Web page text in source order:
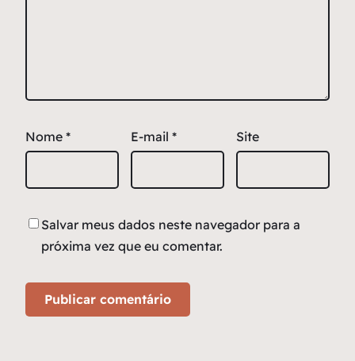
Nome * E-mail * Site
Salvar meus dados neste navegador para a
próxima vez que eu comentar.